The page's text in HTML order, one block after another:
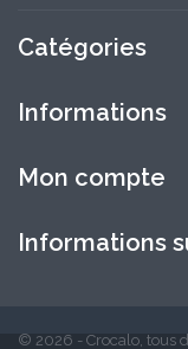
Catégories
Informations
Mon compte
Informations
© 2026 - Crocalo, tous